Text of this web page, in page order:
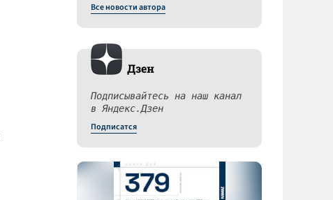
Все новости автора
Дзен
Подписывайтесь на наш канал
в Яндекс.Дзен
Подписатся